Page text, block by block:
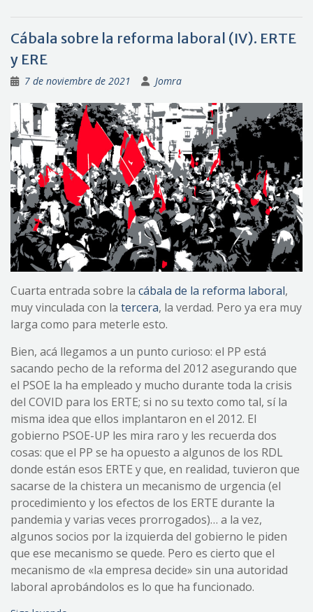
Cábala sobre la reforma laboral (IV). ERTE
y ERE
7 de noviembre de 2021 Jomra
Cuarta entrada sobre la cábala de la reforma laboral,
muy vinculada con la tercera, la verdad. Pero ya era muy
larga como para meterle esto.
Bien, acá llegamos a un punto curioso: el PP está
sacando pecho de la reforma del 2012 asegurando que
el PSOE la ha empleado y mucho durante toda la crisis
del COVID para los ERTE; si no su texto como tal, sí la
misma idea que ellos implantaron en el 2012. El
gobierno PSOE-UP les mira raro y les recuerda dos
cosas: que el PP se ha opuesto a algunos de los RDL
donde están esos ERTE y que, en realidad, tuvieron que
sacarse de la chistera un mecanismo de urgencia (el
procedimiento y los efectos de los ERTE durante la
pandemia y varias veces prorrogados)… a la vez,
algunos socios por la izquierda del gobierno le piden
que ese mecanismo se quede. Pero es cierto que el
mecanismo de «la empresa decide» sin una autoridad
laboral aprobándolos es lo que ha funcionado.